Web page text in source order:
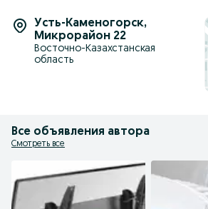
Усть-Каменогорск,
Микрорайон 22
Восточно-Казахстанская
область
Все объявления автора
Смотреть все